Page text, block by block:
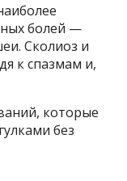
болей —
Сколиоз и
к спазмам и,
которые
без